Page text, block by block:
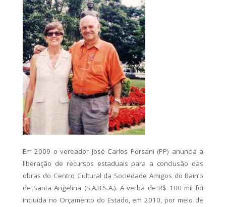
Em 2009 o vereador José Carlos Porsani (PP) anuncia a
liberação de recursos estaduais para a conclusão das
obras do Centro Cultural da Sociedade Amigos do Bairro
de Santa Angelina (S.A.B.S.A.). A verba de R$ 100 mil foi
incluída no Orçamento do Estado, em 2010, por meio de